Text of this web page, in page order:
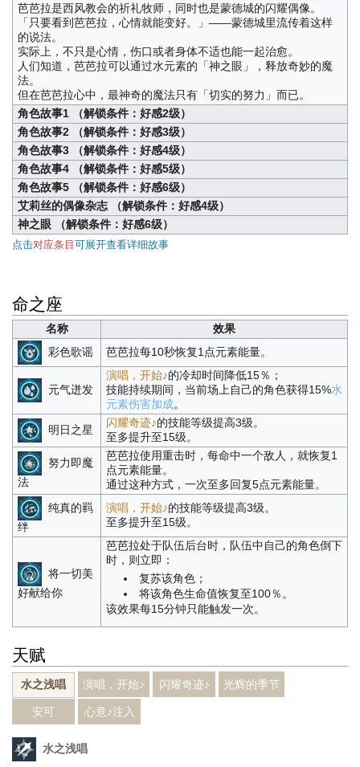
芭芭拉是西风教会的祈礼牧师，同时也是蒙德城的闪耀偶像。
「只要看到芭芭拉，心情就能变好。」——蒙德城里流传着这样
的说法。
实际上，不只是心情，伤口或者身体不适也能一起治愈。
人们知道，芭芭拉可以通过水元素的「神之眼」，释放奇妙的魔
法。
但在芭芭拉心中，最神奇的魔法只有「切实的努力」而已。
角色故事1 （解锁条件：好感2级）
角色故事2 （解锁条件：好感3级）
角色故事3 （解锁条件：好感4级）
角色故事4 （解锁条件：好感5级）
角色故事5 （解锁条件：好感6级）
艾莉丝的偶像杂志 （解锁条件：好感4级）
神之眼 （解锁条件：好感6级）
点击对应条目 可展开查看详细故事
命之座
名称
效果
彩色歌谣
芭芭拉每10秒恢复1点元素能量。
元气迸发
演唱，开始♪的冷却时间降低15％；
技能持续期间，当前场上自己的角色获得15%水
元素伤害加成。
明日之星
闪耀奇迹♪的技能等级提高3级。
至多提升至15级。
努力即魔
法
芭芭拉使用重击时，每命中一个敌人，就恢复1
点元素能量。
通过这种方式，一次至多回复5点元素能量。
纯真的羁
绊
演唱，开始♪的技能等级提高3级。
至多提升至15级。
将一切美
好献给你
芭芭拉处于队伍后台时，队伍中自己的角色倒下
时，则立即：
复苏该角色；
将该角色生命值恢复至100％。
该效果每15分钟只能触发一次。
天赋
水之浅唱 演唱，开始♪ 闪耀奇迹♪ 光辉的季节
安可 心意♪注入
水之浅唱